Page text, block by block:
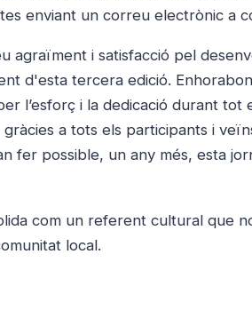
enviant un correu electrònic a
agraïment i satisfacció pel
d'esta tercera edició.
l’esforç i la dedicació durant tot
a tots els participants i
fer possible, un any més, esta
com un referent cultural que
local.